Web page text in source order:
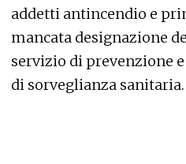
addetti antincendio e
mancata designazione
servizio di prevenzione
di sorveglianza sanitaria.